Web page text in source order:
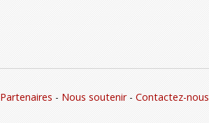
Partenaires - Nous soutenir- Contactez-nous